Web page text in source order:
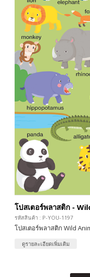
โปสเตอร์พลาสติก -
รหัสสินค้า : P-YOU-1197
โปสเตอร์พลาสติก Wild
ดูรายละเอียดเพิ่มเติม